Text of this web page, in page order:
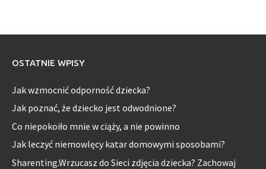
OSTATNIE WPISY
Jak wzmocnić odporność dziecka?
Jak poznać, że dziecko jest odwodnione?
Co niepokoiło mnie w ciąży, a nie powinno
Jak leczyć niemowlęcy katar domowymi sposobami?
Sharenting.Wrzucasz do Sieci zdjęcia dziecka? Zachowaj